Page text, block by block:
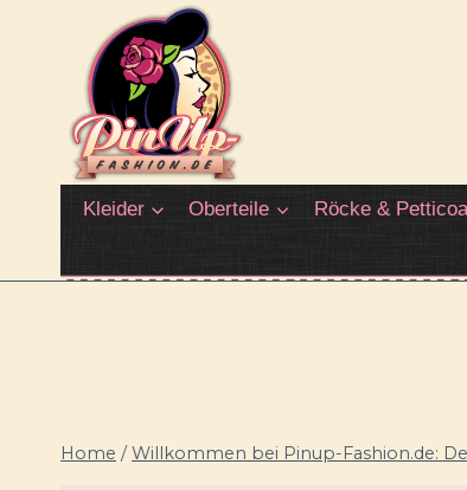
springen
Kleider Oberteile Röcke &
Home / Willkommen bei Pinup-Fashion.de: